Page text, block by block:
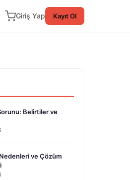
Giriş Yap Kayıt Ol
Belirtiler ve
ve Çözüm